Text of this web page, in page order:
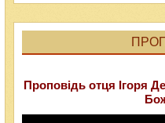
Проповідь отця Ігоря